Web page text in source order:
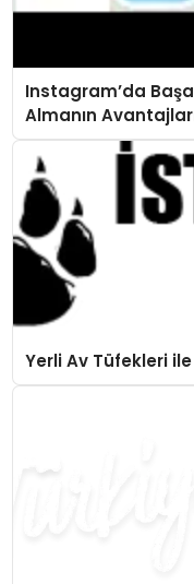
Instagram’da
Almanın
Yerli Av Tüfekleri ile